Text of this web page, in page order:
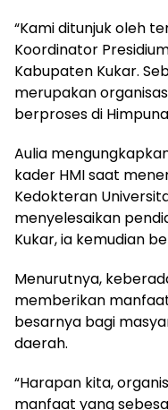
“Kami ditunjuk oleh
Koordinator
Kabupaten Kukar.
merupakan
berproses di
Aulia
kader HMI saat
Kedokteran
menyelesaikan
Kukar, ia kemudian
Menurutnya,
memberikan
besarnya bagi
daerah.
“Harapan kita,
manfaat yang